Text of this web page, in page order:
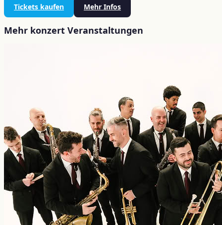
Tickets kaufen Mehr Infos
Mehr konzert Veranstaltungen